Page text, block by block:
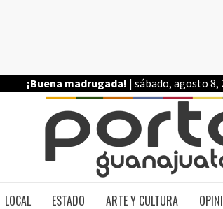
¡Buena madrugada! | sábado, agosto 8,
LOCAL ESTADO ARTE Y CULTURA